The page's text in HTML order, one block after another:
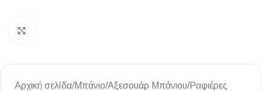
Αρχική σελίδα/Μπάνιο/Αξεσουάρ Μπάνιου/Ραφιέρες